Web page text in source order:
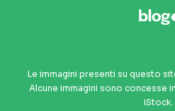
Le immagini presenti su questo
Alcune immagini sono concesse
iStock.